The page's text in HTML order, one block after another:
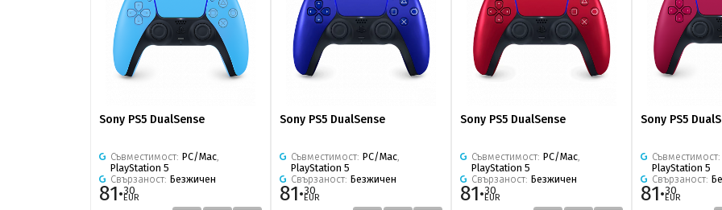
Sony PS5 DualSense
Съвместимост: PC/Mac
PlayStation 5
Свързаност: Безжичен
81·30
EUR
Sony PS5 DualSense
Съвместимост: PC/Mac
PlayStation 5
Свързаност: Безжичен
81·30
EUR
Sony PS5 DualSense
Съвместимост: PC/Mac
PlayStation 5
Свързаност: Безжичен
81·30
EUR
Sony PS5
Съвместимост:
PlayStation 5
Свързаност:
81·30
EUR